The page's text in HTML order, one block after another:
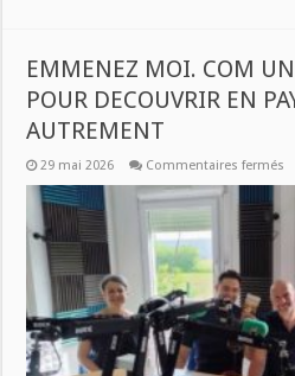
EMMENEZ MOI. COM
POUR DECOUVRIR EN
AUTREMENT
29 mai 2026 Commentaires fermés